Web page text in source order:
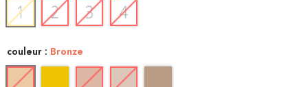
couleur : Bronze